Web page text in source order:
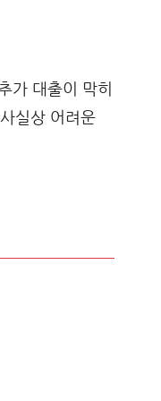
가 대출이 막히
실상 어려운